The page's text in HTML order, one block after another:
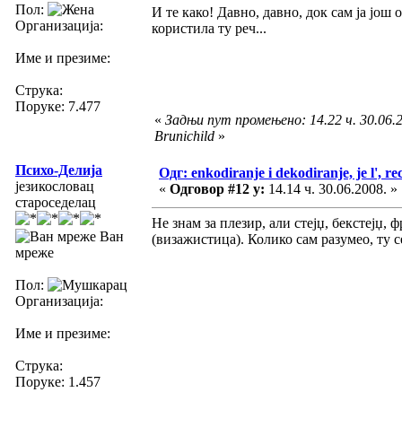
Пол:
Организација:
Име и презиме:
Струка:
Поруке: 7.477
И те како! Давно, давно, док сам ја још
користила ту реч...
« Задњи пут промењено: 14.22 ч.
Brunichild »
Психо-Делија
језикословац
староседелац
Ван
мреже
Пол:
Организација:
Име и презиме:
Струка:
Поруке: 1.457
Одг: enkodiranje i dekodiranje, je l',
« Одговор #12 у: 14.14 ч. 30.06.2008. »
Не знам за плезир, али стејџ,
(визажистица). Колико сам разумео, ту